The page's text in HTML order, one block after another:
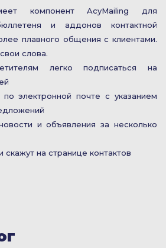
компонент AcyMailing для
и аддонов контактной
плавного общения с клиентами.
слова.
легко подписаться на
по электронной почте с указанием
и объявления за несколько
скажут на странице контактов